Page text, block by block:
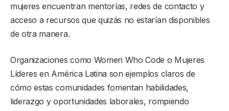
mujeres encuentran mentorías, redes de contacto y
acceso a recursos que quizás no estarían disponibles
de otra manera.
Organizaciones como Women Who Code o Mujeres
Líderes en América Latina son ejemplos claros de
cómo estas comunidades fomentan habilidades,
liderazgo y oportunidades laborales, rompiendo